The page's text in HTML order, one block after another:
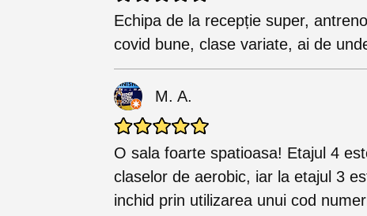
Echipa de la recepție super,
covid bune, clase variate, ai de
M. A.
O sala foarte spatioasa! Etajul 4
claselor de aerobic, iar la etajul 3
inchid prin utilizarea unui cod